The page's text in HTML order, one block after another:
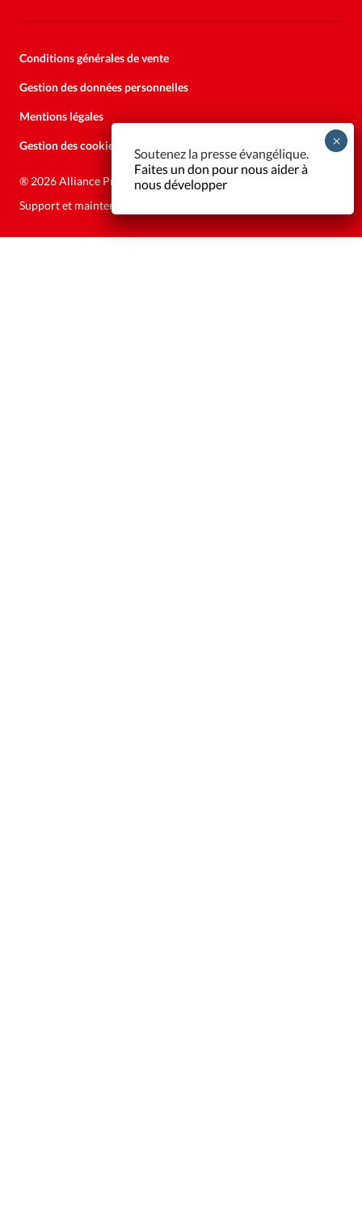
Conditions générales de vente
Gestion des données personnelles
Mentions légales
Gestion des cookies
® 2026 Alliance Presse
Support et maintenance:
Soutenez la presse évangélique.
Faites un don pour nous aider à
nous développer